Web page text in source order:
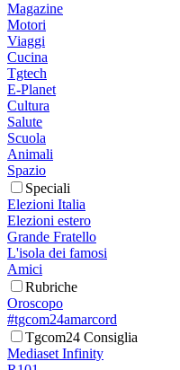
Magazine
Motori
Viaggi
Cucina
Tgtech
E-Planet
Cultura
Salute
Scuola
Animali
Spazio
Speciali
Elezioni Italia
Elezioni estero
Grande Fratello
L'isola dei famosi
Amici
Rubriche
Oroscopo
#tgcom24amarcord
Tgcom24 Consiglia
Mediaset Infinity